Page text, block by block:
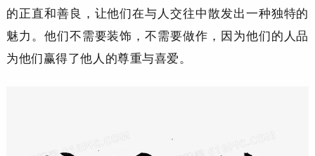
的正直和善良，让他们在与人交往中散发出一种独特的
魅力。 他们不需要装饰，不需要做作，因为他们的人品
为他们赢得了他人的尊重与喜爱。